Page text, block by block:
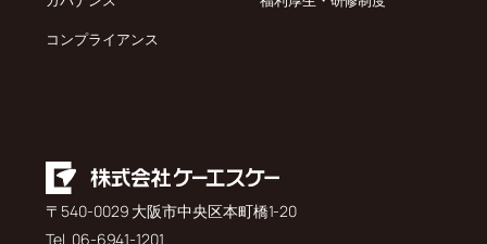
コンプライアンス
〒540-0029 大阪市中央区本町橋1-20
Tel. 06-6941-1201